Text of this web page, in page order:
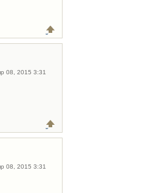
08, 2015 3:31
08, 2015 3:31